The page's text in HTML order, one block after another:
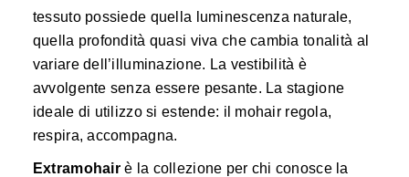
tessuto possiede quella luminescenza naturale,
quella profondità quasi viva che cambia tonalità al
variare dell’illuminazione. La vestibilità è
avvolgente senza essere pesante. La stagione
ideale di utilizzo si estende: il mohair regola,
respira, accompagna.
Extramohairè la collezione per chi conosce la